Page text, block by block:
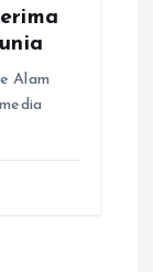
Alam